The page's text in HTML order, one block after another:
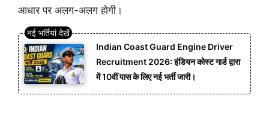
आधार पर अलग-अलग होगी।
Indian Coast Guard Engine Driver
Recruitment 2026: इंडियन कोस्ट गार्ड द्वारा
में 10वीं पास के लिए नई भर्ती जारी।